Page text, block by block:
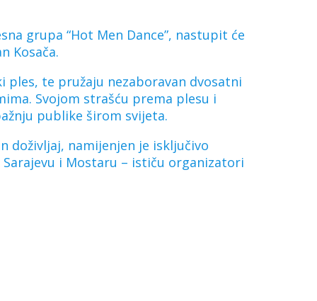
grupa “Hot Men Dance”, nastupit će
Kosača.
ples, te pružaju nezaboravan dvosatni
Svojom strašću prema plesu i
publike širom svijeta.
doživljaj, namijenjen je isključivo
i Mostaru – ističu organizatori